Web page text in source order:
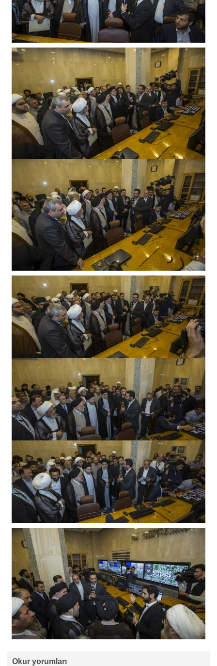
Okur yorumları